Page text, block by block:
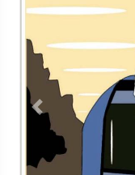
Contacto